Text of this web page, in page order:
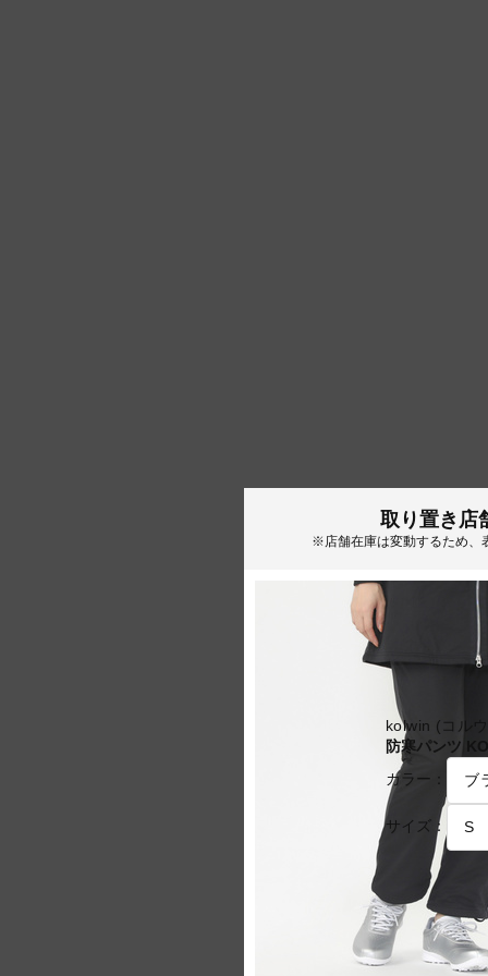
取り置き店
※店舗在庫は変動するため、
kolwin (コル
防寒パンツ
カラー：
サイズ：